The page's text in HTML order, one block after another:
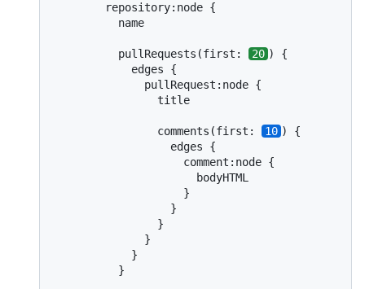
        repository:node {
          name
          pullRequests(first:
20 ) {
            edges {
              pullRequest:node {
                title
                comments(first:
10 ) {
                  edges {
                    comment:node {
                      bodyHTML
                    }
                  }
                }
              }
            }
          }